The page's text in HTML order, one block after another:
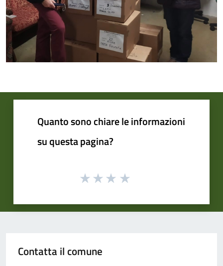
Quanto sono chiare le informazioni
su questa pagina?
Contatta il comune